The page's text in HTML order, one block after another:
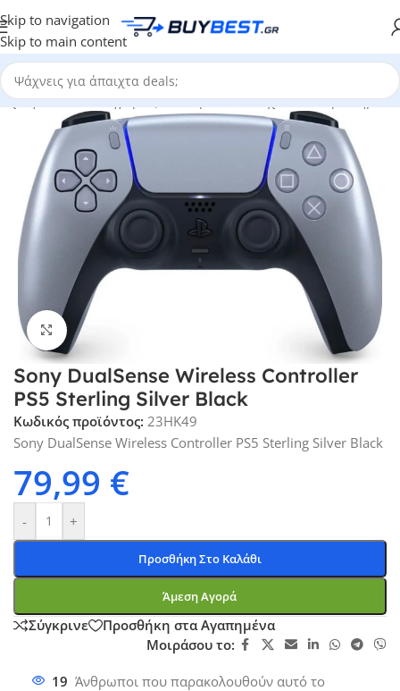
Skip to navigation
Skip to main content
σελίδα/Κατηγορίες/Ηλεκτρονικά Παιχνίδια/Χειριστήρια
Click to enlarge
Sony DualSense Wireless Controller
PS5 Sterling Silver Black
Κωδικός προϊόντος: 23HK49
Sony DualSense Wireless Controller PS5 Sterling Silver Black
79,99 €
- +
Προσθήκη Στο Καλάθι
Άμεση Αγορά
Σύγκρινε
Προσθήκη στα Αγαπημένα
Μοιράσου το:
19 Άνθρωποι που παρακολουθούν αυτό το